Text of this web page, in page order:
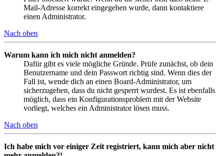
Mail-Adresse korrekt eingegeben wurde, dann kontaktiere
einen Administrator.
Nach oben
Warum kann ich mich nicht anmelden?
Dafür gibt es viele mögliche Gründe. Prüfe zunächst, ob dein
Benutzername und dein Passwort richtig sind. Wenn dies der
Fall ist, wende dich an einen Board-Administrator, um
sicherzugehen, dass du nicht gesperrt wurdest. Es ist ebenfalls
möglich, dass ein Konfigurationsproblem mit der Website
vorliegt, welches ein Administrator lösen muss.
Nach oben
Ich habe mich vor einiger Zeit registriert, kann mich aber nicht